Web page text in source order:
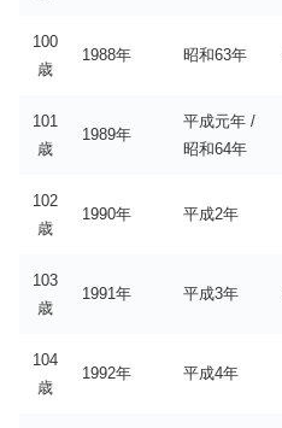
100
歳
1988年 昭和63年
101
歳
1989年
平成元年 /
昭和64年
102
歳
1990年 平成2年
103
歳
1991年 平成3年
104
歳
1992年 平成4年